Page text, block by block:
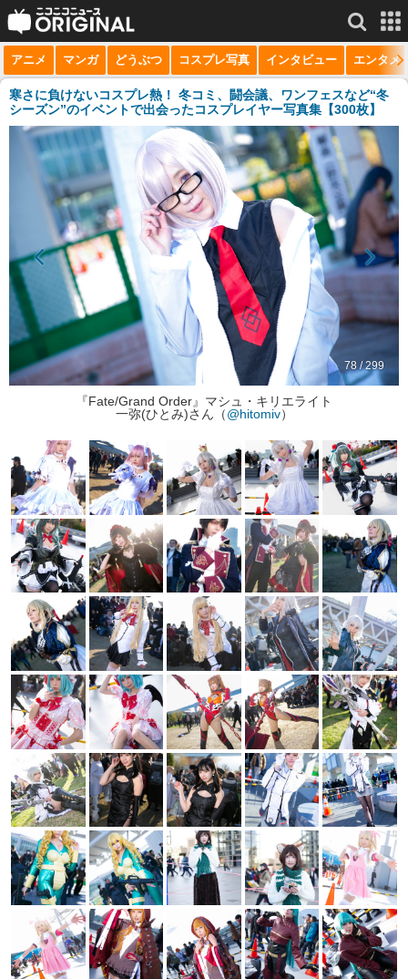
サービス一覧 もっと見る
niconico
動画
生放送
ニュース
チャンネル
マンガ
ニコニコQ
アニメ マンガ どうぶつ コスプレ写真 インタビュー エンタメ
寒さに負けないコスプレ熱！ 冬コミ、闘会議、ワンフェスなど“冬
シーズン”のイベントで出会ったコスプレイヤー写真集【300枚】
78 / 299
『Fate/Grand Order』マシュ・キリエライト
一弥(ひとみ)さん（@hitomiv）